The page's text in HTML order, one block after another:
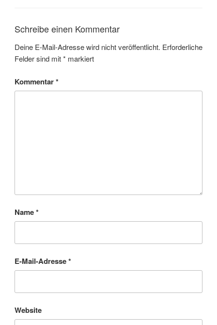
Schreibe einen Kommentar
Deine E-Mail-Adresse wird nicht veröffentlicht. Erforderliche
Felder sind mit* markiert
Kommentar*
Name*
E-Mail-Adresse*
Website